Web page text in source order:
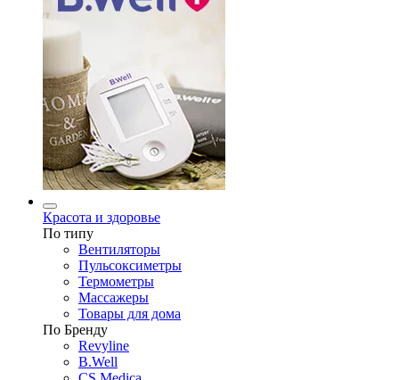
Красота и здоровье
По типу
Вентиляторы
Пульсоксиметры
Термометры
Массажеры
Товары для дома
По Бренду
Revyline
B.Well